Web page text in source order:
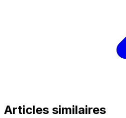
Articles similaires